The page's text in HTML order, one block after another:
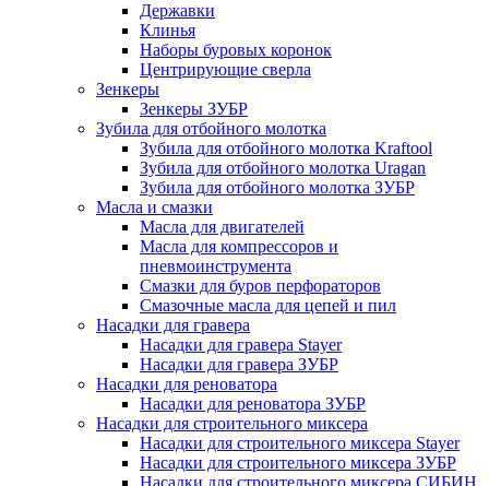
Державки
Клинья
Наборы буровых коронок
Центрирующие сверла
Зенкеры
Зенкеры ЗУБР
Зубила для отбойного молотка
Зубила для отбойного молотка Kraftool
Зубила для отбойного молотка Uragan
Зубила для отбойного молотка ЗУБР
Масла и смазки
Масла для двигателей
Масла для компрессоров и
пневмоинструмента
Смазки для буров перфораторов
Смазочные масла для цепей и пил
Насадки для гравера
Насадки для гравера Stayer
Насадки для гравера ЗУБР
Насадки для реноватора
Насадки для реноватора ЗУБР
Насадки для строительного миксера
Насадки для строительного миксера Stayer
Насадки для строительного миксера ЗУБР
Насадки для строительного миксера СИБИН